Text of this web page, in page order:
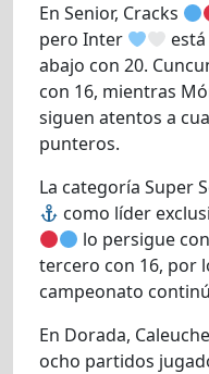
En Senior, Cracks
pero Inter
abajo con 20.
con 16, mientras
siguen atentos a
punteros.
La categoría Super
como líder
lo persigue
tercero con 16, por
campeonato
En Dorada, Caleuche
ocho partidos